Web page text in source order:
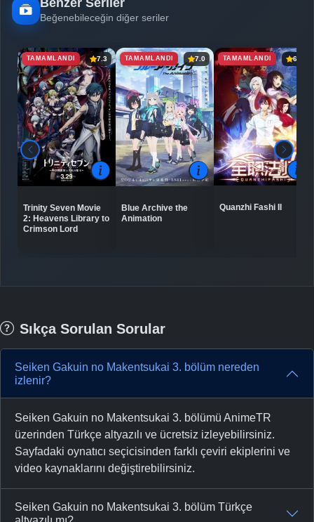
Beğenebileceğin diğer seriler
TAMAMLANDI 7.3
Trinity Seven Movie
2: Heavens Library to
Crimson Lord
TAMAMLANDI 7.0
Blue Archive the
Animation
TAMAMLANDI 6.8
Quanzhi Fashi II
Sıkça Sorulan Sorular
Seiken Gakuin no Makentsukai 3. bölüm nereden
izlenir?
Seiken Gakuin no Makentsukai 3. bölümü AnimeTR
üzerinden Türkçe altyazılı ve ücretsiz izleyebilirsiniz.
Sayfadaki oynatıcı seçicisinden farklı çeviri ekiplerini ve
video kaynaklarını değiştirebilirsiniz.
Seiken Gakuin no Makentsukai 3. bölüm Türkçe